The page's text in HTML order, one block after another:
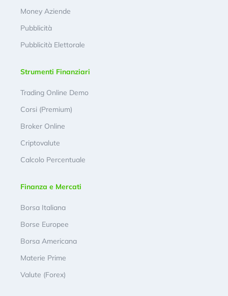
Money Aziende
Pubblicità
Pubblicità Elettorale
Strumenti Finanziari
Trading Online Demo
Corsi (Premium)
Broker Online
Criptovalute
Calcolo Percentuale
Finanza e Mercati
Borsa Italiana
Borse Europee
Borsa Americana
Materie Prime
Valute (Forex)